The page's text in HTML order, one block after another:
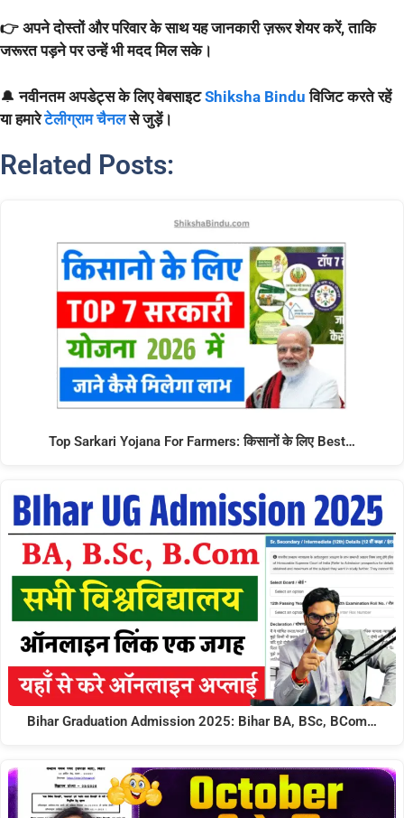
👉 अपने दोस्तों और परिवार के साथ यह जानकारी ज़रूर शेयर करें, ताकि
जरूरत पड़ने पर उन्हें भी मदद मिल सके।
🔔नवीनतम अपडेट्स के लिए वेबसाइटShiksha Bindu विजिट करते रहें
या हमारेटेलीग्राम चैनल से जुड़ें।
Related Posts:
Top Sarkari Yojana For Farmers: किसानों के लिए Best…
Bihar Graduation Admission 2025: Bihar BA, BSc, BCom…